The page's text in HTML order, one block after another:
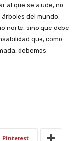
al que se alude, no
del mundo,
norte, sino que debe
que, como
debemos
Pinterest